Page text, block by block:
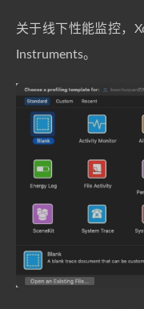
关于线下性能监控，
Instruments。